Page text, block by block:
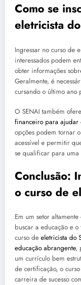
Como se
eletricista
Ingressar no curso de
interessados podem
obter informações
Geralmente, é
cursando o último ano
O SENAI também
financeiro para ajudar
opções podem tornar
acessível e permitir
se qualificar para uma
Conclusão:
o curso de
Em um setor
buscar a educação e
curso de eletricista do
educação abrangente,
um currículo bem
de certificação, o
carreira de sucesso